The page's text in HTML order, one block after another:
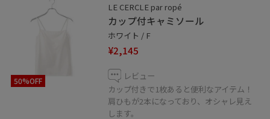
50%OFF
LE CERCLE par ropé
カップ付キャミソール
ホワイト / F
¥2,145
レビュー
カップ付きで1枚あると便利なアイテム！
肩ひもが2本になっており、オシャレ見え
します。